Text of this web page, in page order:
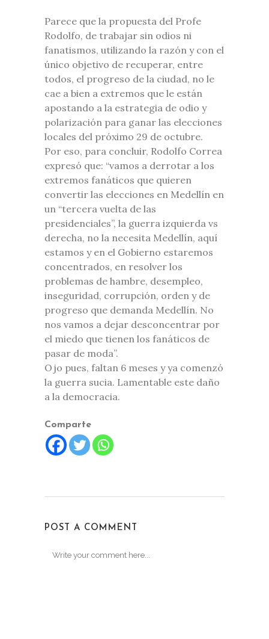
Parece que la propuesta del Profe
Rodolfo, de trabajar sin odios ni
fanatismos, utilizando la razón y con el
único objetivo de recuperar, entre
todos, el progreso de la ciudad, no le
cae a bien a extremos que le están
apostando a la estrategia de odio y
polarización para ganar las elecciones
locales del próximo 29 de octubre.
Por eso, para concluir, Rodolfo Correa
expresó que: “vamos a derrotar a los
extremos fanáticos que quieren
convertir las elecciones en Medellín en
un “tercera vuelta de las
presidenciales”, la guerra izquierda vs
derecha, no la necesita Medellín, aquí
estamos y en el Gobierno estaremos
concentrados, en resolver los
problemas de hambre, desempleo,
inseguridad, corrupción, orden y de
progreso que demanda Medellín. No
nos vamos a dejar desconcentrar por
el miedo que tienen los fanáticos de
pasar de moda”.
Ojo pues, faltan 6 meses y ya comenzó
la guerra sucia. Lamentable este daño
a la democracia.
Comparte
POST A COMMENT